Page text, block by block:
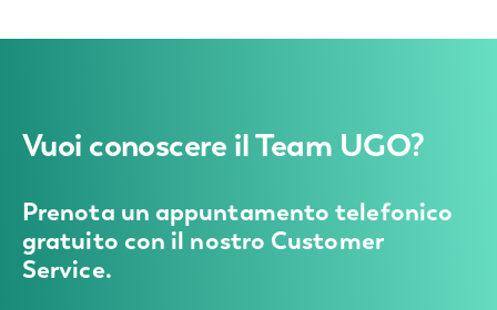
Vuoi conoscere il Team UGO?
Prenota un appuntamento telefonico
gratuito con il nostro Customer
Service.